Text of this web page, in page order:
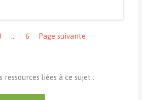
6 Page suivante
ressources liées à ce sujet :